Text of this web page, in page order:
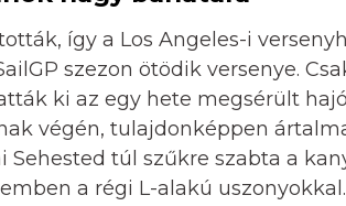
így a Los Angeles-i
szezon ötödik versenye.
ki az egy hete megsérült
végén, tulajdonképpen
Sehested túl szűkre szabta a
a régi L-alakú